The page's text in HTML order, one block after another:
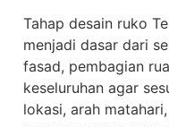
Tahap desain ruko
menjadi dasar dari
fasad, pembagian
keseluruhan agar
lokasi, arah